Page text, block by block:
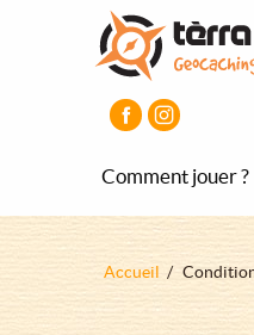
Comment jouer ?
Fil
Accueil